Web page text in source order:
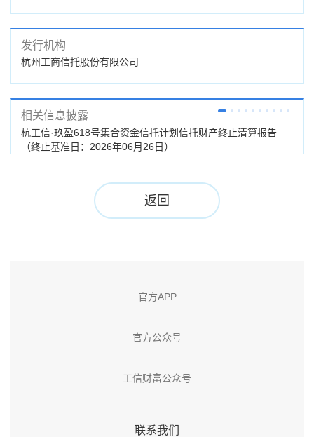
发行机构
杭州工商信托股份有限公司
相关信息披露
杭工信·玖盈618号集合资金信托计划信托财产终止清算报告
（终止基准日：2026年06月26日）
返回
官方APP
官方公众号
工信财富公众号
联系我们